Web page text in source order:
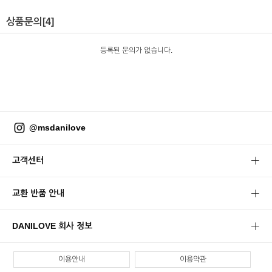
상품문의 [4]
등록된 문의가 없습니다.
@msdanilove
고객센터
교환 반품 안내
DANILOVE 회사 정보
이용안내 이용약관